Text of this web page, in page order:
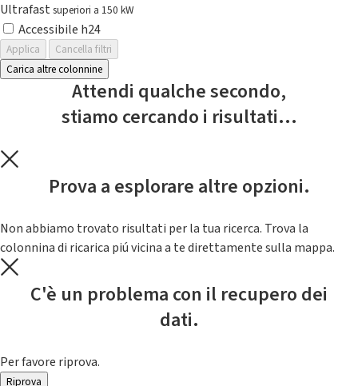
Ultrafast superiori a 150 kW
Accessibile h24
Applica
Cancella filtri
Carica altre colonnine
Attendi qualche secondo,
stiamo cercando i risultati...
Prova a esplorare altre opzioni.
Non abbiamo trovato risultati per la tua ricerca. Trova la
colonnina di ricarica piú vicina a te direttamente sulla mappa.
C'è un problema con il recupero dei
dati.
Per favore riprova.
Riprova